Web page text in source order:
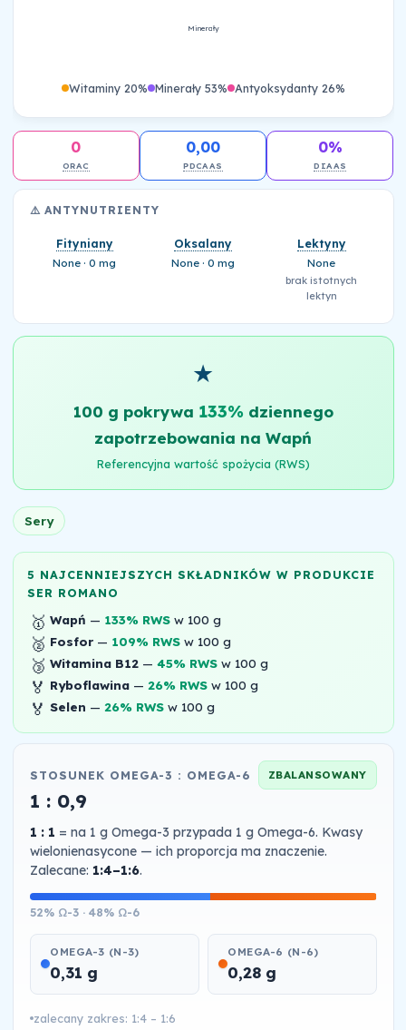
Minerały
Witaminy 20% Minerały 53% Antyoksydanty 26%
0
ORAC
0,00
PDCAAS
0%
DIAAS
⚠️ ANTYNUTRIENTY
Fityniany
None · 0 mg
Oksalany
None · 0 mg
Lektyny
None
brak istotnych
lektyn
★
100 g pokrywa 133%dziennego
zapotrzebowania na Wapń
Referencyjna wartość spożycia (RWS)
Sery
5 NAJCENNIEJSZYCH SKŁADNIKÓW W PRODUKCIE
SER ROMANO
🥇 Wapń — 133% RWSw 100 g
🥈 Fosfor— 109% RWSw 100 g
🥉 Witamina B12— 45% RWSw 100 g
🏅 Ryboflawina— 26% RWSw 100 g
🏅 Selen — 26% RWSw 100 g
STOSUNEK OMEGA-3 : OMEGA-6 ZBALANSOWANY
1 : 0,9
1 : 1 = na 1 g Omega-3 przypada 1 g Omega-6. Kwasy
wielonienasycone — ich proporcja ma znaczenie.
Zalecane: 1:4–1:6.
52% Ω-3 · 48% Ω-6
OMEGA-3 (N-3)
0,31 g
OMEGA-6 (N-6)
0,28 g
zalecany zakres: 1:4 – 1:6